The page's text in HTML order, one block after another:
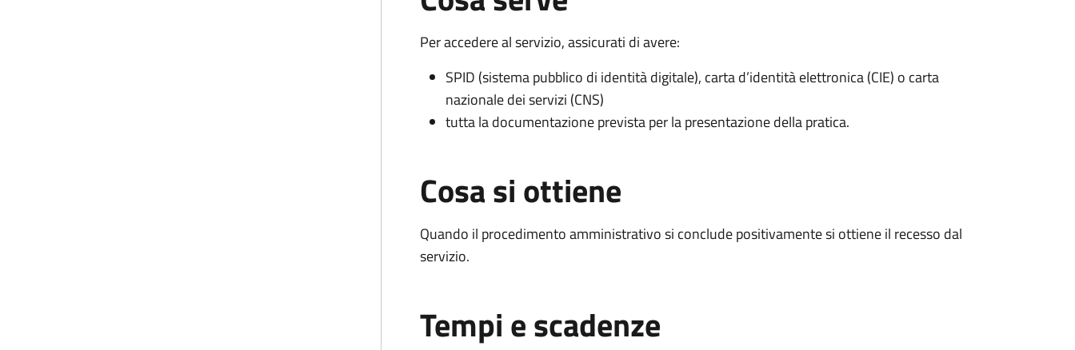
Per accedere al servizio, assicurati di avere:
SPID (sistema pubblico di identità digitale), carta d’identità elettronica (CIE) o carta
nazionale dei servizi (CNS)
tutta la documentazione prevista per la presentazione della pratica.
Cosa si ottiene
Quando il procedimento amministrativo si conclude positivamente si ottiene il recesso dal
servizio.
Tempi e scadenze